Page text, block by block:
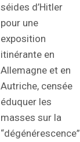
séides d’Hitler
pour une
exposition
itinérante en
Allemagne et en
Autriche, censée
éduquer les
masses sur la
“dégénérescence”